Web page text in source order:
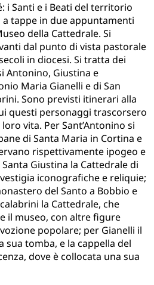
i Santi e i Beati del territorio
a tappe in due appuntamenti
della Cattedrale. Si
dal punto di vista pastorale
in diocesi. Si tratta dei
Antonino, Giustina e
Maria Gianelli e di San
Sono previsti itinerari alla
questi personaggi trascorsero
vita. Per Sant’Antonino si
di Santa Maria in Cortina e
rispettivamente ipogeo e
Giustina la Cattedrale di
iconografiche e reliquie;
del Santo a Bobbio e
la Cattedrale, che
il museo, con altre figure
popolare; per Gianelli il
sua tomba, e la cappella del
dove è collocata una sua